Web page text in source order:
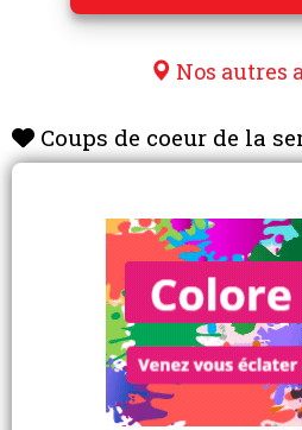
Nos autres
Coups de coeur de la